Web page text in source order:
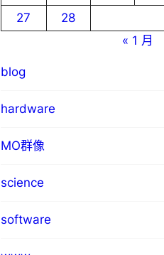
27
28
« 1 月
blog
hardware
MO群像
science
software